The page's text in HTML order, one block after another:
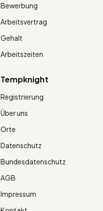
Bewerbung
Arbeitsvertrag
Gehalt
Arbeitszeiten
Tempknight
Registrierung
Über uns
Orte
Datenschutz
Bundesdatenschutz
AGB
Impressum